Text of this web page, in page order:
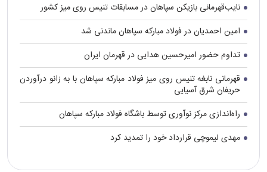
نایب‌قهرمانی بازیکن سپاهان در مسابقات تنیس روی میز کشور
امین احمدیان در فولاد مبارکه سپاهان ماندنی شد
تداوم حضور امیرحسین هدایی در قهرمان ایران
قهرمانی نابغه تنیس روی میز فولاد مبارکه سپاهان با به زانو درآوردن
حریفان شرق آسیایی
راه‌اندازی مرکز نوآوری توسط باشگاه فولاد مبارکه سپاهان
مهدی لیموچی قرارداد خود را تمدید کرد